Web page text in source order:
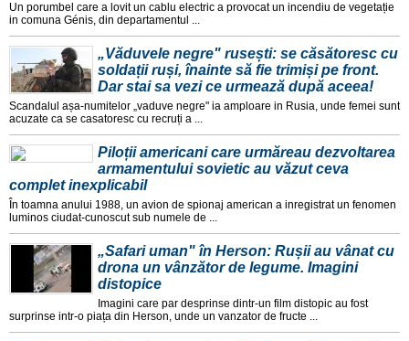
Un porumbel care a lovit un cablu electric a provocat un incendiu de vegetație
in comuna Génis, din departamentul ...
„Văduvele negre" rusești: se căsătoresc cu
soldații ruși, înainte să fie trimiși pe front.
Dar stai sa vezi ce urmează după aceea!
Scandalul așa-numitelor „vaduve negre" ia amploare in Rusia, unde femei sunt
acuzate ca se casatoresc cu recruți a ...
Piloții americani care urmăreau dezvoltarea
armamentului sovietic au văzut ceva
complet inexplicabil
În toamna anului 1988, un avion de spionaj american a inregistrat un fenomen
luminos ciudat-cunoscut sub numele de ...
„Safari uman" în Herson: Rușii au vânat cu
drona un vânzător de legume. Imagini
distopice
Imagini care par desprinse dintr-un film distopic au fost
surprinse intr-o piața din Herson, unde un vanzator de fructe ...